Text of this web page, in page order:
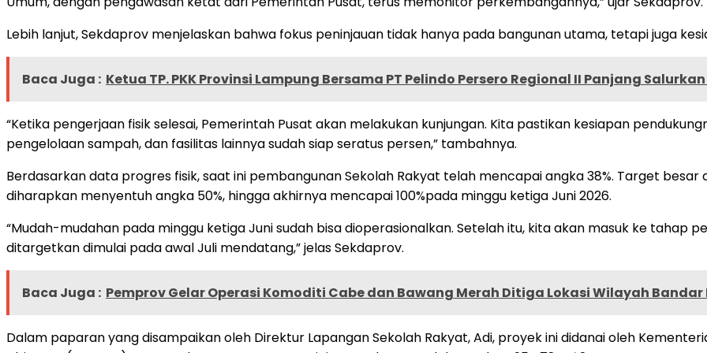
Lebih lanjut, Sekdaprov menjelaskan bahwa fokus peninjauan tidak hanya pada bangunan utama, tetapi juga
Baca Juga : Ketua TP. PKK Provinsi Lampung Bersama PT Pelindo Persero Regional II Panjang
“Ketika pengerjaan fisik selesai, Pemerintah Pusat akan melakukan kunjungan. Kita pastikan kesiapan
pengelolaan sampah, dan fasilitas lainnya sudah siap seratus persen,” tambahnya.
Berdasarkan data progres fisik, saat ini pembangunan Sekolah Rakyat telah mencapai angka 38%. Target
diharapkan menyentuh angka 50%, hingga akhirnya mencapai 100%pada minggu ketiga Juni 2026.
“Mudah-mudahan pada minggu ketiga Juni sudah bisa dioperasionalkan. Setelah itu, kita akan masuk ke tahap
ditargetkan dimulai pada awal Juli mendatang,” jelas Sekdaprov.
Baca Juga : Pemprov Gelar Operasi Komoditi Cabe dan Bawang Merah Ditiga Lokasi Wilayah
Dalam paparan yang disampaikan oleh Direktur Lapangan Sekolah Rakyat, Adi, proyek ini didanai oleh